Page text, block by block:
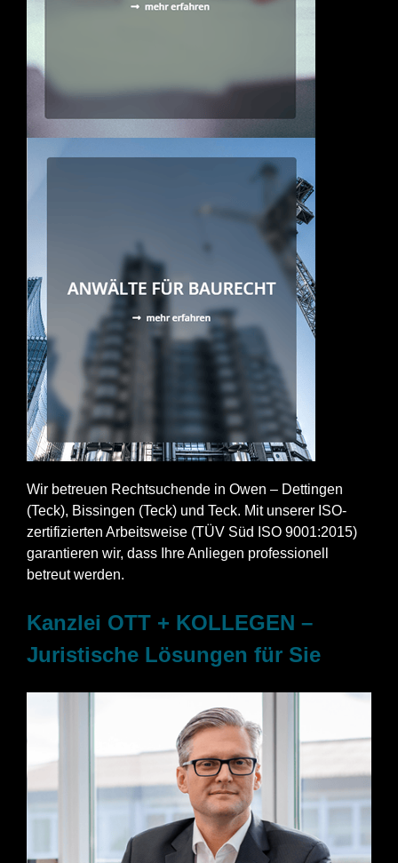
Wir betreuen Rechtsuchende in Owen – Dettingen
(Teck), Bissingen (Teck) und Teck. Mit unserer ISO-
zertifizierten Arbeitsweise (TÜV Süd ISO 9001:2015)
garantieren wir, dass Ihre Anliegen professionell
betreut werden.
Kanzlei OTT + KOLLEGEN –
Juristische Lösungen für Sie